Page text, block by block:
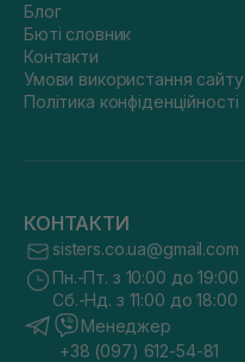
Блог
Бюті словник
Контакти
Умови використання сайту
Політика конфіденційності
КОНТАКТИ
sisters.co.ua@gmail.com
Пн.-Пт. з 10:00 до 19:00
Сб.-Нд. з 11:00 до 18:00
Менеджер
+38 (097) 612-54-81